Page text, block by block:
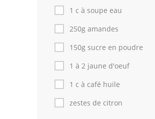
Cuisine Algérienne
Cuisine Tunisienne
Cuisine Juive
Cuisine Libanaise
1 c à soupe eau
250g amandes
150g sucre en poudre
1 à 2 jaune d'oeuf
1 c à café huile
zestes de citron